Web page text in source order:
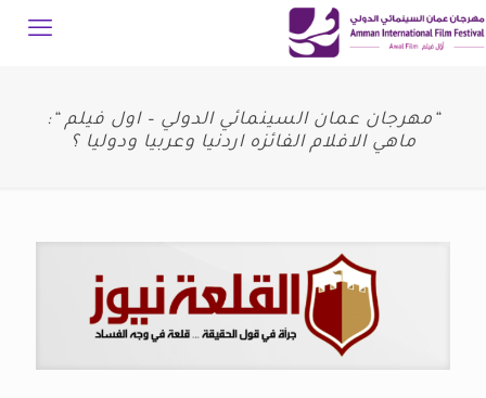
“مهرجان عمان السينمائي الدولي – اول فيلم “:
ماهي الافلام الفائزه اردنيا وعربيا ودوليا ؟